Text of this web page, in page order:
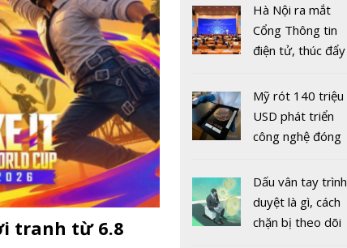
tranh từ 6.8
nạn nhân
Hà Nội ra mắt
Cổng Thông tin
điện tử, thúc đẩy
Mỹ rót 140 triệu
USD phát triển
công nghệ đóng
Dấu vân tay trình
duyệt là gì, cách
chặn bị theo dõi